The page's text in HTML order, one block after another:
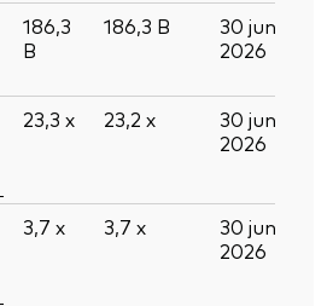
186,3
B
186,3 B
30 jun
2026
23,3 x 23,2 x
30 jun
2026
3,7 x 3,7 x
30 jun
2026